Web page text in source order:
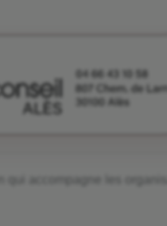
qui accompagne les